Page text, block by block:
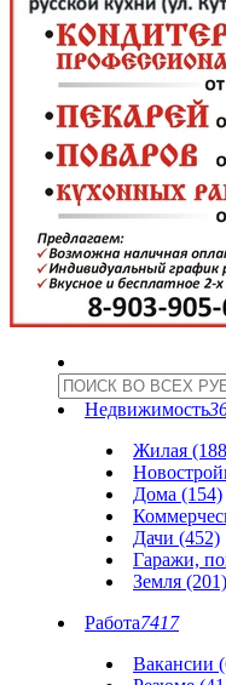
Недвижимость
Жилая
Дома (154)
Дачи (452)
Гаражи,
Земля (201)
Работа7417
Вакансии